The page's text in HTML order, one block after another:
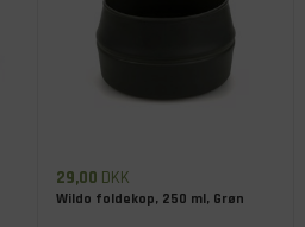
29,00 DKK
Wildo foldekop, 250 ml, Grøn